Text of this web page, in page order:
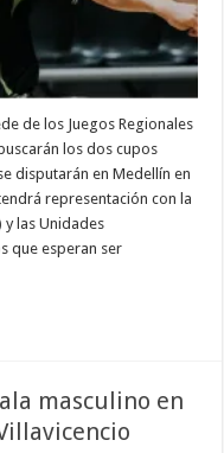
de los Juegos Regionales
los dos cupos
disputarán en Medellín en
representación con la
las Unidades
que esperan ser
masculino en